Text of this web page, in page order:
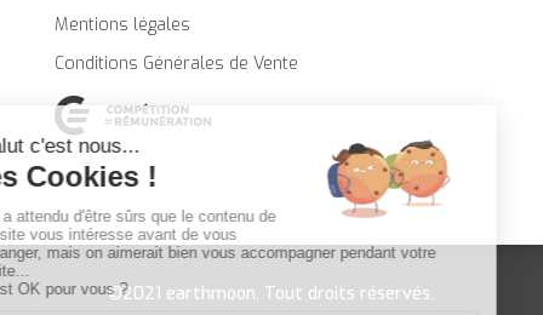
Mentions légales
Conditions Générales de Vente
©2021 earthmoon. Tout droits réservés.